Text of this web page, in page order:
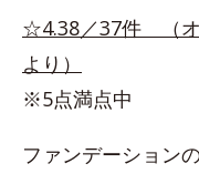
☆4.38／37件 （オ
より）
※5点満点中
ファンデーション